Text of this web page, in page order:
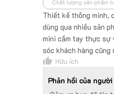
Phản hồi của
Hữu ích
Thiết kế thông minh,
dùng qua nhiều sản
mini cầm tay thực sự
sóc khách hàng
Chất lượng sản phẩm